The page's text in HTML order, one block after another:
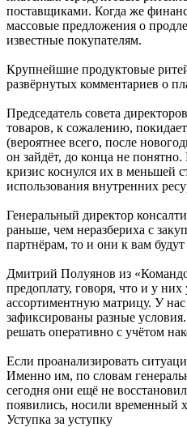
поставщиками. Когда же
массовые предложения о
известные покупателям.
Крупнейшие продуктовые
развёрнутых комментариев о
Председатель совета
товаров, к сожалению,
(вероятнее всего, после
он зайдёт, до конца не
кризис коснулся их в меньшей
использования внутренних
Генеральный директор
раньше, чем неразбериха с
партнёрам, то и они к вам
Дмитрий Полуянов из
предоплату, говоря, что и у
ассортиментную матрицу. У
зафиксированы разные
решать оперативно с учётом
Если проанализировать
Именно им, по словам
сегодня они ещё не
появились, носили временный
Уступка за уступку